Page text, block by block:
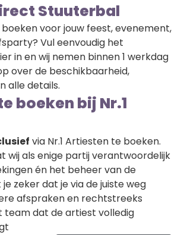
Stuuterbal
voor jouw feest, evenement,
Vul eenvoudig het
in en wij nemen binnen 1 werkdag
over de beschikbaarheid,
alle details.
boeken bij Nr.1
via Nr.1 Artiesten te boeken.
wij als enige partij verantwoordelijk
én het beheer van de
zeker dat je via de juiste weg
afspraken en rechtstreeks
dat de artiest volledig